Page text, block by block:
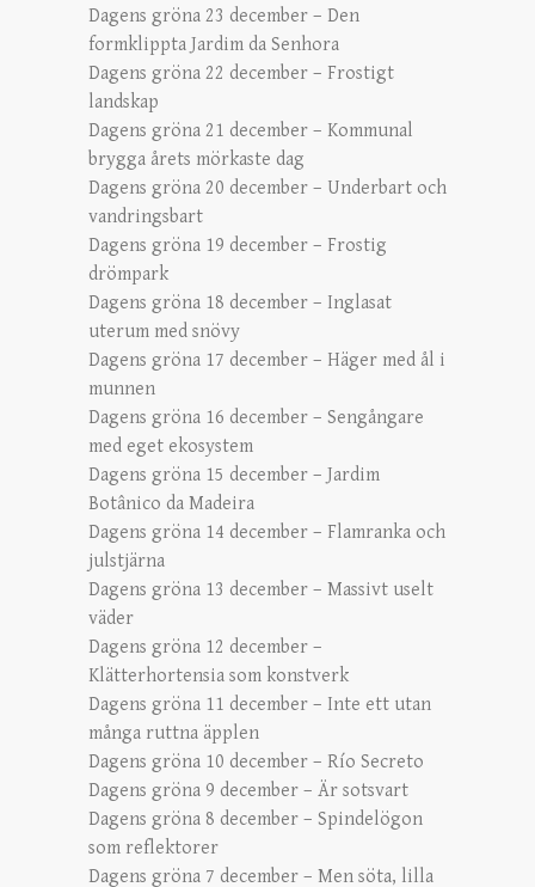
Dagens gröna 23 december – Den
formklippta Jardim da Senhora
Dagens gröna 22 december – Frostigt
landskap
Dagens gröna 21 december – Kommunal
brygga årets mörkaste dag
Dagens gröna 20 december – Underbart och
vandringsbart
Dagens gröna 19 december – Frostig
drömpark
Dagens gröna 18 december – Inglasat
uterum med snövy
Dagens gröna 17 december – Häger med ål i
munnen
Dagens gröna 16 december – Sengångare
med eget ekosystem
Dagens gröna 15 december – Jardim
Botânico da Madeira
Dagens gröna 14 december – Flamranka och
julstjärna
Dagens gröna 13 december – Massivt uselt
väder
Dagens gröna 12 december –
Klätterhortensia som konstverk
Dagens gröna 11 december – Inte ett utan
många ruttna äpplen
Dagens gröna 10 december – Río Secreto
Dagens gröna 9 december – Är sotsvart
Dagens gröna 8 december – Spindelögon
som reflektorer
Dagens gröna 7 december – Men söta, lilla